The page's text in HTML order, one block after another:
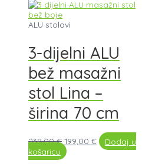
ALU stolovi
3-dijelni ALU
bež masažni
stol Lina –
širina 70 cm
239,00€ 199,00 €
Dodaj u
košaricu